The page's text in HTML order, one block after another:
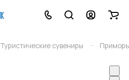
Туристические сувениры –